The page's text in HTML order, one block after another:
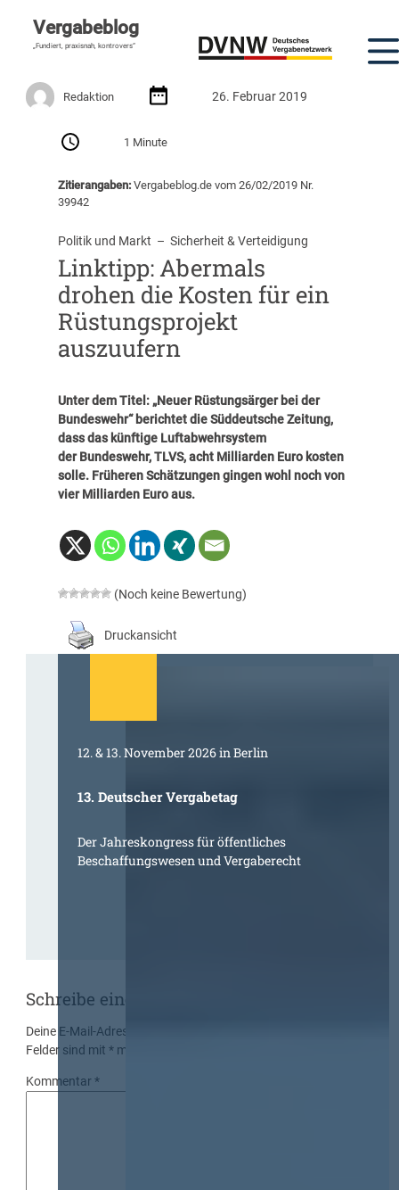
Vergabeblog
„Fundiert, praxisnah, kontrovers“
Redaktion 26. Februar 2019
1 Minute
Zitierangaben:Vergabeblog.de vom 26/02/2019 Nr.
39942
Politik und Markt
  –
Sicherheit & Verteidigung
Linktipp: Abermals
drohen die Kosten für ein
Rüstungsprojekt
auszuufern
Unter dem Titel: „Neuer Rüstungsärger bei der
Bundeswehr“ berichtet die Süddeutsche Zeitung,
dass das künftige Luftabwehrsystem
der Bundeswehr, TLVS, acht Milliarden Euro kosten
solle. Früheren Schätzungen gingen wohl noch von
vier Milliarden Euro aus.
(Noch keine Bewertung)
Druckansicht
12. & 13. November 2026 in Berlin
13. Deutscher Vergabetag
Der Jahreskongress für öffentliches
Beschaffungswesen und Vergaberecht
Schreibe einen Kommentar
Deine E-Mail-Adresse wird nicht veröffentlicht.
Felder sind mit* markiert
Kommentar*